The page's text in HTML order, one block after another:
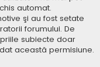
automat.
şi au fost setate
forumului. De
subiecte doar
această permisiune.